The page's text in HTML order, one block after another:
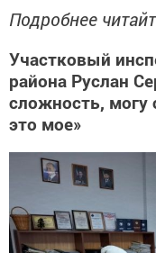
Подробнее
Участковый
района Руслан
сложность, могу
это мое»